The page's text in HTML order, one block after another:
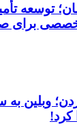
توسعه
برای
وبلین
کرد!